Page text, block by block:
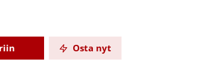
Osta nyt